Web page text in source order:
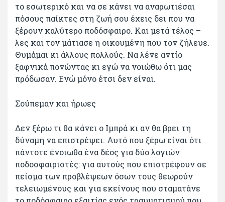
το εσωτερικό και να σε κάνει να αναρωτιέσαι
πόσους παίκτες στη ζωή σου έχεις δει που να
ξέρουν καλύτερο ποδόσφαιρο. Και μετά τέλος –
λες και τον μάτιασε η οικουμένη που τον ζήλευε.
Θυμάμαι κι άλλους πολλούς. Να λένε αντίο
ξαφνικά πονώντας κι εγώ να νοιώθω ότι μας
πρόδωσαν. Ενώ μόνο έτσι δεν είναι.
Σούπεμαν και ήρωες
Δεν ξέρω τι θα κάνει ο Ιμπρά κι αν θα βρει τη
δύναμη να επιστρέψει. Αυτό που ξέρω είναι ότι
πάντοτε ένοιωθα ένα δέος για δύο λογιών
ποδοσφαιριστές: για αυτούς που επιστρέφουν σε
πείσμα των προβλέψεων όσων τους θεωρούν
τελειωμένους και για εκείνους που σταματάνε